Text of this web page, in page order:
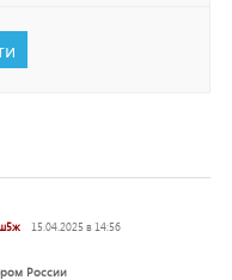
15.04.2025 в 14:56
России